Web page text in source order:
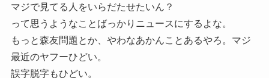
マジで見てる人をいらだたせたいん？
って思うようなことばっかりニュースにするよな。
もっと森友問題とか、やわなあかんことあるやろ。マジ
最近のヤフーひどい。
誤字脱字もひどい。